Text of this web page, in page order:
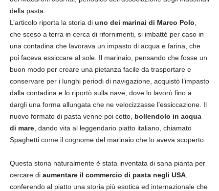
della pasta.
L’articolo riporta la storia di uno dei marinai di Marco Polo
che sceso a terra in cerca di rifornimenti, si imbatté per caso in
una contadina che lavorava un impasto di acqua e farina, che
poi faceva essiccare al sole. Il marinaio, pensando che fosse un
buon modo per creare una pietanza facile da trasportare e
conservare per i lunghi periodi di navigazione, acquistò l’impasto
dalla contadina e lo riportò sulla nave, dove lo lavorò fino a
dargli una forma allungata che ne velocizzasse l’essiccazione. Il
nuovo formato di pasta venne poi cotto, bollendolo in acqua
di mare , dando vita al leggendario piatto italiano, chiamato
Spaghetti come il cognome del marinaio che lo aveva scoperto.
Questa storia naturalmente è stata inventata di sana pianta per
cercare di aumentare il commercio di pasta negli USA
conferendo al piatto una storia più esotica ed internazionale che